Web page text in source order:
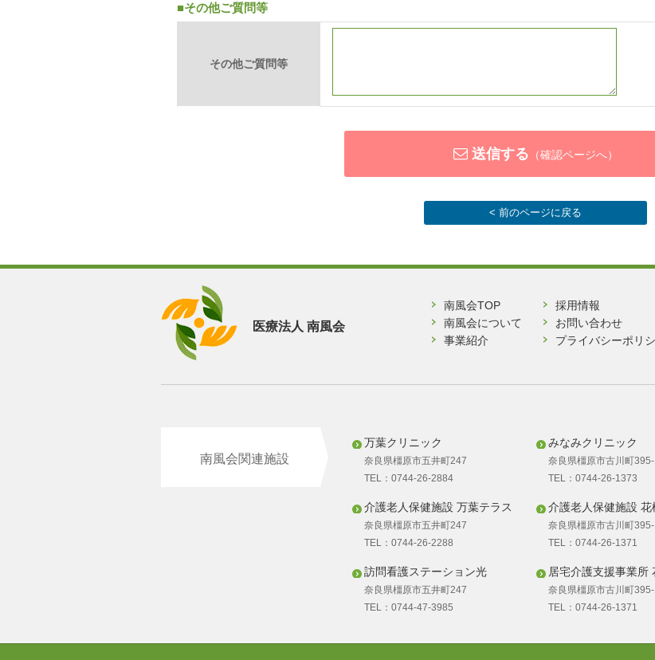
■その他ご質問等
その他ご質問等
送信する （確認ページへ）
< 前のページに戻る
医療法人 南風会
南風会TOP
採用情報
南風会について
お問い合わせ
事業紹介
プライバシーポリ
南風会関連施設
万葉クリニック
奈良県橿原市五井町247
TEL：0744-26-2884
介護老人保健施設 万葉テラス
奈良県橿原市五井町247
TEL：0744-26-2288
訪問看護ステーション光
奈良県橿原市五井町247
TEL：0744-47-3985
みなみクリニック
奈良県橿原市古川町
TEL：0744-26-1373
介護老人保健施設 花
奈良県橿原市古川町
TEL：0744-26-1371
居宅介護支援事業所
奈良県橿原市古川町
TEL：0744-26-1371